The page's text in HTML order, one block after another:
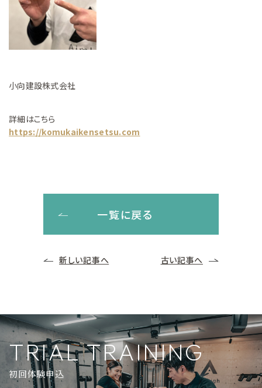
小向建設株式会社
詳細はこちら
https://komukaikensetsu.com
一覧に戻る
新しい記事へ 古い記事へ
TRIAL TRAINING
初回体験申込